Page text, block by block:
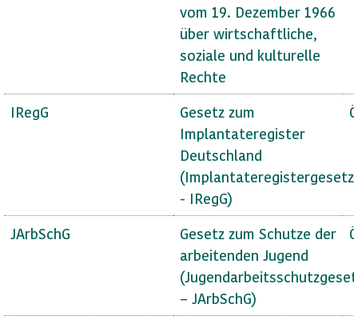
vom 19. Dezember 1966
über wirtschaftliche,
soziale und kulturelle
Rechte
IRegG
Gesetz zum
Implantateregister
Deutschland
(Implantateregistergesetz
- IRegG)
JArbSchG
Gesetz zum Schutze der
arbeitenden Jugend
– JArbSchG)